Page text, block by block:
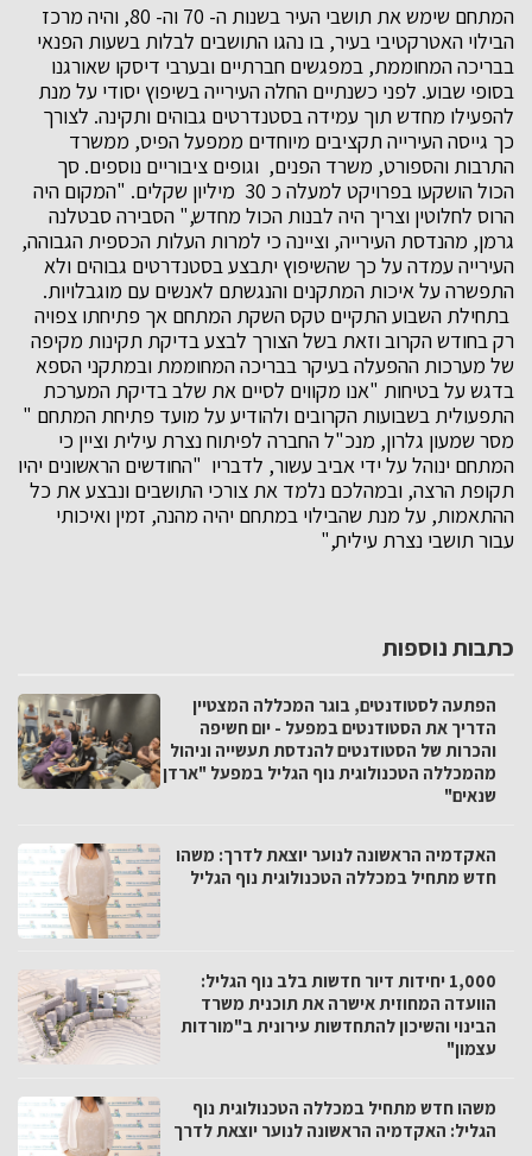
המתחם שימש את תושבי העיר בשנות ה- 70 וה- 80, והיה מרכז
הבילוי האטרקטיבי בעיר, בו נהגו התושבים לבלות בשעות הפנאי
בבריכה המחוממת, במפגשים חברתיים ובערבי דיסקו שאורגנו
בסופי שבוע. לפני כשנתיים החלה העירייה בשיפוץ יסודי על מנת
להפעילו מחדש תוך עמידה בסטנדרטים גבוהים ותקינה. לצורך
כך גייסה העירייה תקציבים מיוחדים ממפעל הפיס, ממשרד
התרבות והספורט, משרד הפנים, וגופים ציבוריים נוספים. סך
הכול הושקעו בפרויקט למעלה כ 30 מיליון שקלים. "המקום היה
הרוס לחלוטין וצריך היה לבנות הכול מחדש," הסבירה סבטלנה
גרמן, מהנדסת העירייה, וציינה כי למרות העלות הכספית הגבוהה,
העירייה עמדה על כך שהשיפוץ יתבצע בסטנדרטים גבוהים ולא
התפשרה על איכות המתקנים והנגשתם לאנשים עם מוגבלויות.
בתחילת השבוע התקיים טקס השקת המתחם אך פתיחתו צפויה
רק בחודש הקרוב וזאת בשל הצורך לבצע בדיקת תקינות מקיפה
של מערכות ההפעלה בעיקר בבריכה המחוממת ובמתקני הספא
בדגש על בטיחות "אנו מקווים לסיים את שלב בדיקת המערכת
התפעולית בשבועות הקרובים ולהודיע על מועד פתיחת המתחם "
מסר שמעון גלרון, מנכ"ל החברה לפיתוח נצרת עילית וציין כי
המתחם ינוהל על ידי אביב עשור, לדבריו "החודשים הראשונים יהיו
תקופת הרצה, ובמהלכם נלמד את צורכי התושבים ונבצע את כל
ההתאמות, על מנת שהבילוי במתחם יהיה מהנה, זמין ואיכותי
עבור תושבי נצרת עילית,"
כתבות נוספות
הפתעה לסטודנטים, בוגר המכללה המצטיין
הדריך את הסטודנטים במפעל - יום חשיפה
והכרות של הסטודנטים להנדסת תעשייה וניהול
מהמכללה הטכנולוגית נוף הגליל במפעל "ארדן
שנאים"
האקדמיה הראשונה לנוער יוצאת לדרך: משהו
חדש מתחיל במכללה הטכנולוגית נוף הגליל
1,000 יחידות דיור חדשות בלב נוף הגליל:
הוועדה המחוזית אישרה את תוכנית משרד
הבינוי והשיכון להתחדשות עירונית ב"מורדות
עצמון"
משהו חדש מתחיל במכללה הטכנולוגית נוף
הגליל: האקדמיה הראשונה לנוער יוצאת לדרך